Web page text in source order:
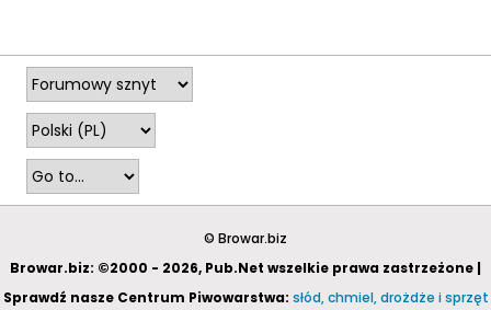
© Browar.biz
Browar.biz: ©2000 - 2026, Pub.Net wszelkie prawa zastrzeżone |
Sprawdź nasze Centrum Piwowarstwa: słód, chmiel, drożdże i sprzęt